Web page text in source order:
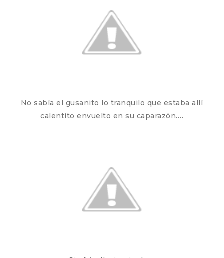
No sabía el gusanito lo tranquilo que estaba allí
calentito envuelto en su caparazón….